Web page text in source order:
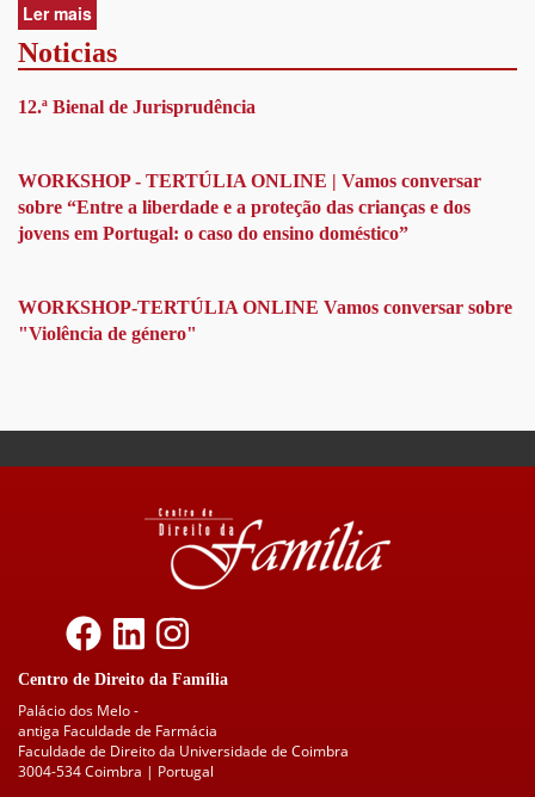
Ler mais
de
Curso
sobre
do
Cuidador
Informal
Noticias
12.ª Bienal de Jurisprudência
WORKSHOP - TERTÚLIA ONLINE | Vamos conversar
sobre “Entre a liberdade e a proteção das crianças e dos
jovens em Portugal: o caso do ensino doméstico”
WORKSHOP-TERTÚLIA ONLINE Vamos conversar sobre
"Violência de género"
Centro de Direito da Família
Palácio dos Melo -
antiga Faculdade de Farmácia
Faculdade de Direito da Universidade de Coimbra
3004-534 Coimbra | Portugal